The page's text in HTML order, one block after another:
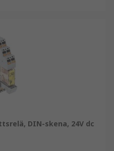
DIN-skena, 24V dc